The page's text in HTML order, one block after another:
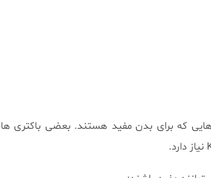
که برای بدن مفید هستند. بعضی باکتری ها